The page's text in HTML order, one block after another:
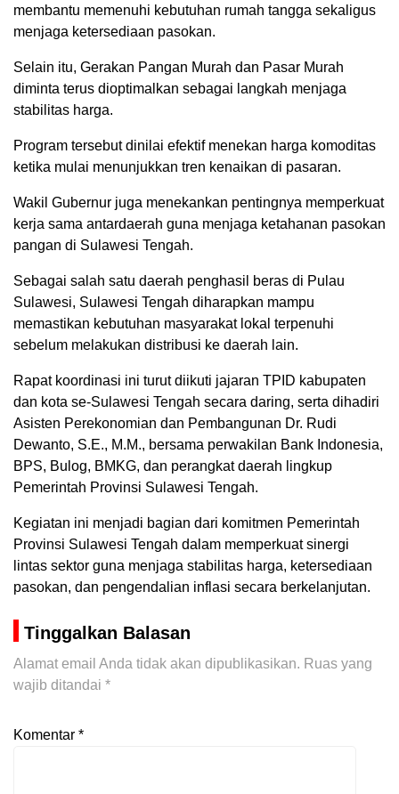
membantu memenuhi kebutuhan rumah tangga sekaligus
menjaga ketersediaan pasokan.
Selain itu, Gerakan Pangan Murah dan Pasar Murah
diminta terus dioptimalkan sebagai langkah menjaga
stabilitas harga.
Program tersebut dinilai efektif menekan harga komoditas
ketika mulai menunjukkan tren kenaikan di pasaran.
Wakil Gubernur juga menekankan pentingnya memperkuat
kerja sama antardaerah guna menjaga ketahanan pasokan
pangan di Sulawesi Tengah.
Sebagai salah satu daerah penghasil beras di Pulau
Sulawesi, Sulawesi Tengah diharapkan mampu
memastikan kebutuhan masyarakat lokal terpenuhi
sebelum melakukan distribusi ke daerah lain.
Rapat koordinasi ini turut diikuti jajaran TPID kabupaten
dan kota se-Sulawesi Tengah secara daring, serta dihadiri
Asisten Perekonomian dan Pembangunan Dr. Rudi
Dewanto, S.E., M.M., bersama perwakilan Bank Indonesia,
BPS, Bulog, BMKG, dan perangkat daerah lingkup
Pemerintah Provinsi Sulawesi Tengah.
Kegiatan ini menjadi bagian dari komitmen Pemerintah
Provinsi Sulawesi Tengah dalam memperkuat sinergi
lintas sektor guna menjaga stabilitas harga, ketersediaan
pasokan, dan pengendalian inflasi secara berkelanjutan.
Tinggalkan Balasan
Alamat email Anda tidak akan dipublikasikan. Ruas yang
wajib ditandai *
Komentar *